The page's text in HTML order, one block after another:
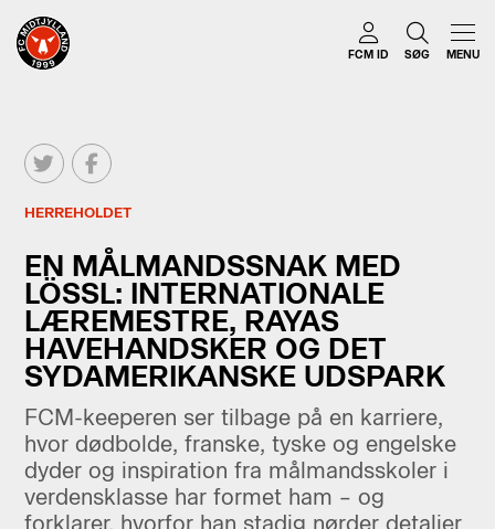
FCM ID SØG MENU
HERREHOLDET
EN MÅLMANDSSNAK MED
LÖSSL: INTERNATIONALE
LÆREMESTRE, RAYAS
HAVEHANDSKER OG DET
SYDAMERIKANSKE UDSPARK
FCM-keeperen ser tilbage på en karriere,
hvor dødbolde, franske, tyske og engelske
dyder og inspiration fra målmandsskoler i
verdensklasse har formet ham – og
forklarer, hvorfor han stadig nørder detaljer